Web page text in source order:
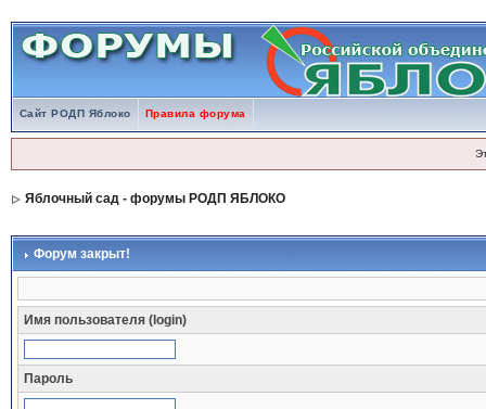
Сайт РОДП Яблоко Правила форума
Яблочный сад - форумы РОДП ЯБЛОКО
Форум закрыт!
Имя пользователя (login)
Пароль